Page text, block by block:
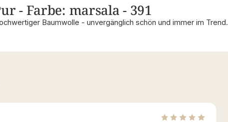
- Farbe: marsala - 391
Baumwolle - unvergänglich schön und immer im Trend.